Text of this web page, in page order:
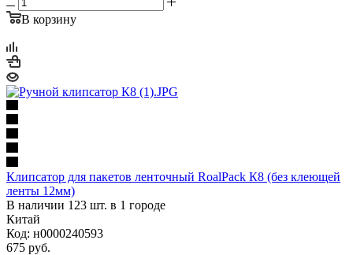
В корзину
Клипсатор для пакетов ленточный RoalPack К8 (без клеющей
ленты 12мм)
В наличии 123 шт. в 1 городе
Китай
Код: н0000240593
675 руб.